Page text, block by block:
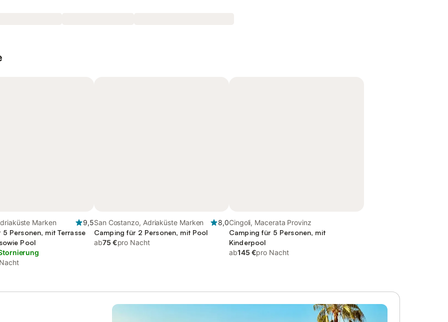
Marken
9,5
Personen, mit Terrasse
Pool
San Costanzo, Adriaküste Marken
8,0
Camping für 2 Personen, mit Pool
ab75 €pro Nacht
Cingoli, Macerata Provinz
Camping für 5 Personen, mit
Kinderpool
ab145 €pro Nacht